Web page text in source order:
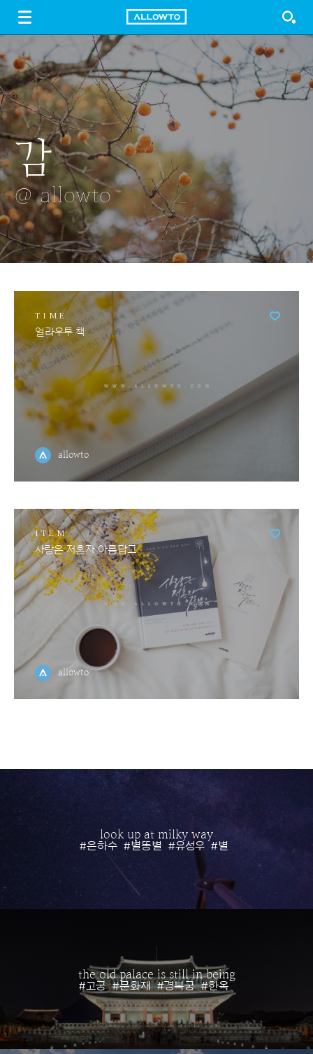
FREE DOWNLOAD GUIDE LOGIN SIGN UP
감
@ allowto
은하수
@ allowto
WINDMILL
@ allowto
선인장
@ allowto
조명
@ allowto
TIME
얼라우투 책
allowto
ITEM
사랑은 저혼자 아름답고
allowto
look up at milky way
#은하수 #별똥별 #유성우 #별
the old palace is still in being
#고궁 #문화재 #경복궁 #한옥